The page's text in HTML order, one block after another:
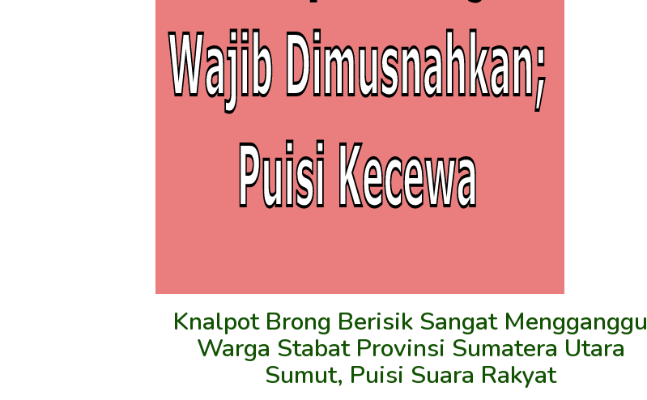
Knalpot Brong Berisik Sangat Mengganggu
Warga Stabat Provinsi Sumatera Utara
Sumut, Puisi Suara Rakyat